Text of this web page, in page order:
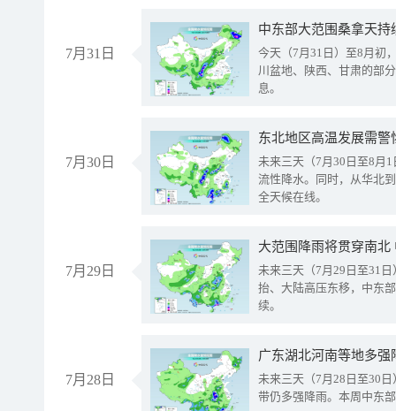
7月31日
中东部大范围桑拿天
今天（7月31日）至8月初
川盆地、陕西、甘肃的部
息。
7月30日
东北地区高温发展需
未来三天（7月30日至8月
流性降水。同时，从华北
全天候在线。
7月29日
大范围降雨将贯穿南
未来三天（7月29日至31
抬、大陆高压东移，中东
续。
7月28日
广东湖北河南等地多
未来三天（7月28日至30
带仍多强降雨。本周中东